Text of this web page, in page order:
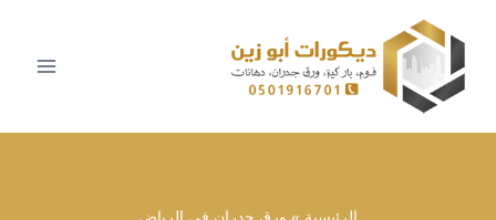
المحتوى
الرئيسية » ورق جدران في الرياض